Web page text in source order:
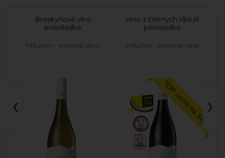
Broskyňové víno
polosladké
Miluron - ovocné víno
Víno z čiernych ríbezlí
polosladké
Miluron - ovocné víno
TOP cena na SK
‹ ›